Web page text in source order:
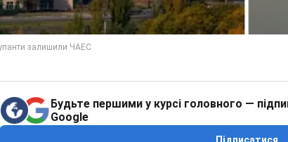
Будьте першими у курсі головного —
Google